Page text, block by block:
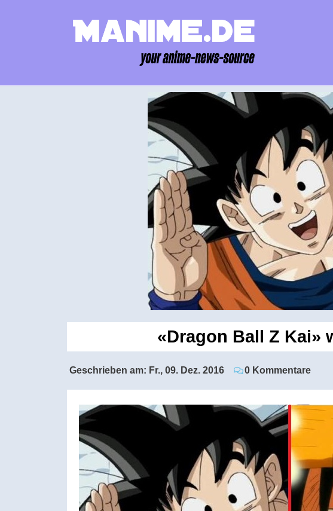
«Dragon Ball Z Kai»
Geschrieben am: Fr., 09. Dez. 2016 0 Kommentare